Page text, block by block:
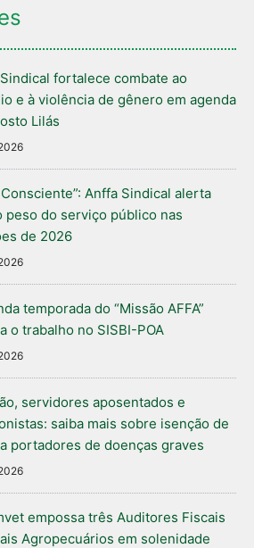
fortalece combate ao
e à violência de gênero em agenda
Lilás
Anffa Sindical alerta
peso do serviço público nas
de 2026
temporada do “Missão AFFA”
o trabalho no SISBI-POA
servidores aposentados e
saiba mais sobre isenção de
portadores de doenças graves
empossa três Auditores Fiscais
Agropecuários em solenidade